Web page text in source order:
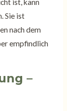
ist, kann
Sie ist
nach dem
empfindlich
–